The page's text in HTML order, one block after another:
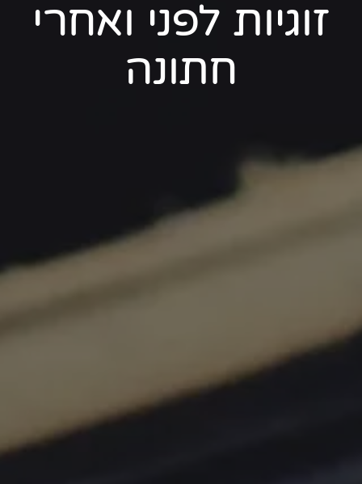
זוגיות לפני ואחרי
חתונה